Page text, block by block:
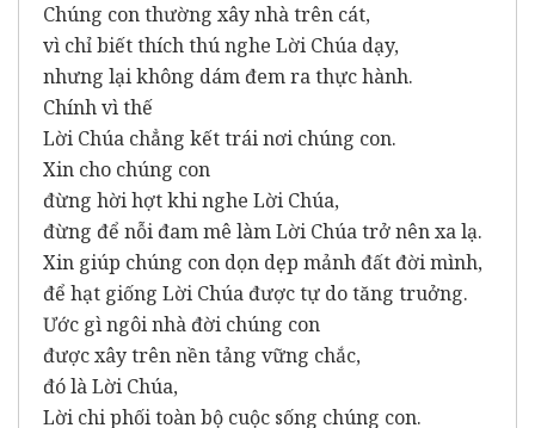
Chúng con thường xây nhà trên cát,
vì chỉ biết thích thú nghe Lời Chúa dạy,
nhưng lại không dám đem ra thực hành.
Chính vì thế
Lời Chúa chẳng kết trái nơi chúng con.
Xin cho chúng con
đừng hời hợt khi nghe Lời Chúa,
đừng để nỗi đam mê làm Lời Chúa trở nên xa lạ.
Xin giúp chúng con dọn dẹp mảnh đất đời mình,
để hạt giống Lời Chúa được tự do tăng truởng.
Ước gì ngôi nhà đời chúng con
được xây trên nền tảng vững chắc,
đó là Lời Chúa,
Lời chi phối toàn bộ cuộc sống chúng con.